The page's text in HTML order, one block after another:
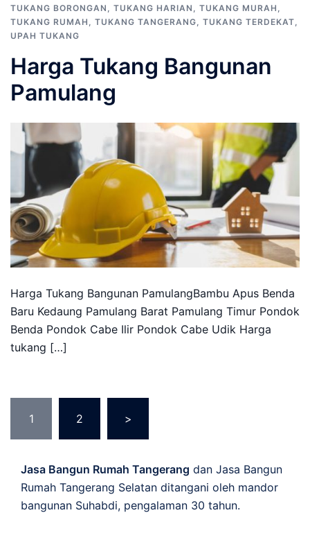
TUKANG BORONGAN , TUKANG HARIAN , TUKANG MURAH ,
TUKANG RUMAH , TUKANG TANGERANG, TUKANG TERDEKAT,
UPAH TUKANG
Harga Tukang Bangunan
Pamulang
Harga Tukang Bangunan PamulangBambu Apus Benda
Baru Kedaung Pamulang Barat Pamulang Timur Pondok
Benda Pondok Cabe Ilir Pondok Cabe Udik Harga
tukang […]
pagination
1 2 >
Jasa Bangun Rumah Tangerang dan Jasa Bangun
Rumah Tangerang Selatan ditangani oleh mandor
bangunan Suhabdi, pengalaman 30 tahun.